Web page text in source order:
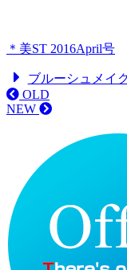
＊美ST 2016April号
ブルーシュメイ
OLD
NEW